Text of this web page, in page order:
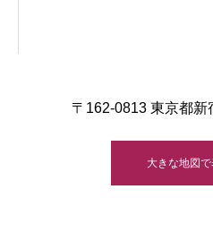
〒162-0813 東京都新
大きな地図